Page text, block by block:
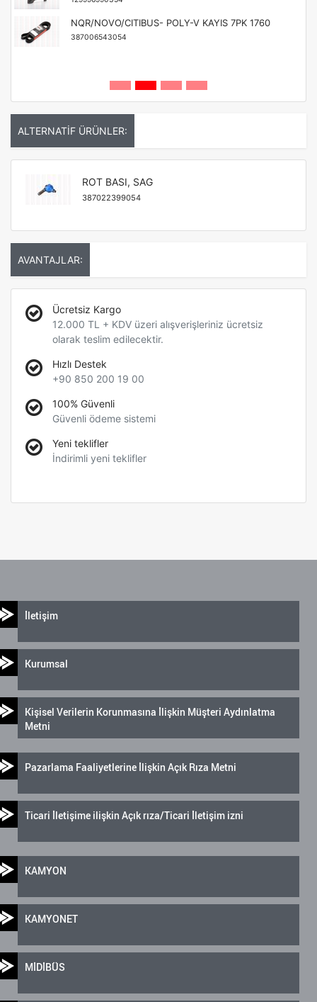
NQR/NOVO/CITIBUS- POLY-V KAYIS 7PK 1760
387006543054
ALTERNATİF ÜRÜNLER:
ROT BASI, SAG
387022399054
AVANTAJLAR:
Ücretsiz Kargo
12.000 TL + KDV üzeri alışverişleriniz ücretsiz
olarak teslim edilecektir.
Hızlı Destek
+90 850 200 19 00
100% Güvenli
Güvenli ödeme sistemi
Yeni teklifler
İndirimli yeni teklifler
İletişim
Kurumsal
Kişisel Verilerin Korunmasına İlişkin Müşteri Aydınlatma
Metni
Pazarlama Faaliyetlerine İlişkin Açık Rıza Metni
Ticari İletişime ilişkin Açık rıza/Ticari İletişim izni
KAMYON
KAMYONET
MİDİBÜS